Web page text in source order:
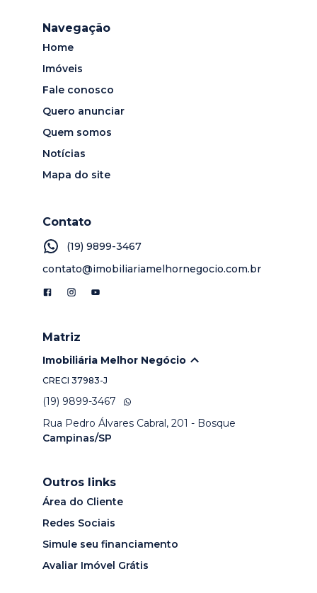
Navegação
Home
Imóveis
Fale conosco
Quero anunciar
Quem somos
Notícias
Mapa do site
Contato
(19) 9899-3467
contato@imobiliariamelhornegocio.com.br
Matriz
Imobiliária Melhor Negócio
CRECI 37983-J
(19) 9899-3467
Rua Pedro Álvares Cabral, 201 - Bosque
Campinas/SP
Outros links
Área do Cliente
Redes Sociais
Simule seu financiamento
Avaliar Imóvel Grátis